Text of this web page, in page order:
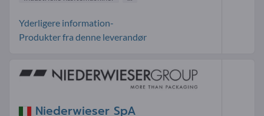
Yderligere information-
Produkter fra denne leverandør
Niederwieser SpA